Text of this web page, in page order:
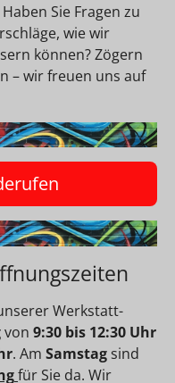
Sie Fragen zu
wie wir
können? Zögern
– wir freuen uns auf
Werkstatt-
von 9:30 bis 12:30 Uhr
. Am Samstag sind
für Sie da. Wir